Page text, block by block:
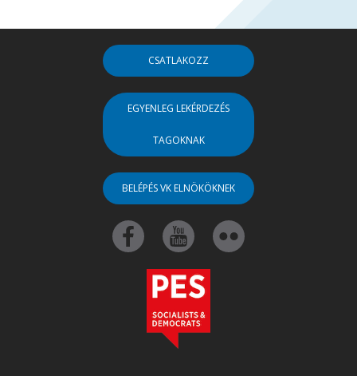
CSATLAKOZZ
EGYENLEG LEKÉRDEZÉS
TAGOKNAK
BELÉPÉS VK ELNÖKÖKNEK